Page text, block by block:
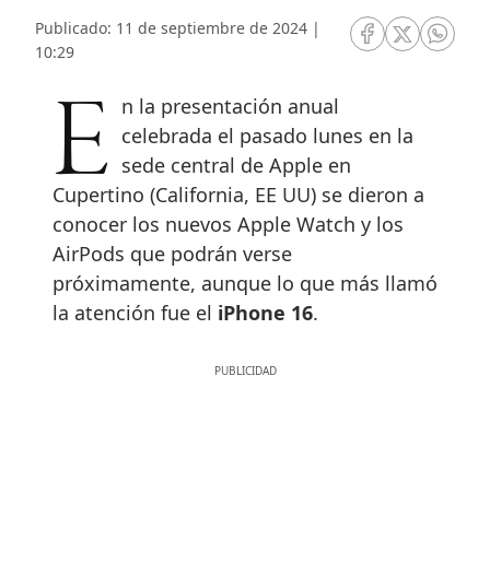
Publicado: 11 de septiembre de 2024 |
10:29
RRSS Facebook
RRSSRRSS
En la presentación anual celebrada el pasado lunes en la
sede central de Apple en
Cupertino (California, EE UU) se dieron a
conocer los nuevos Apple Watch y los
AirPods que podrán verse
próximamente, aunque lo que más llamó
la atención fue el iPhone 16.